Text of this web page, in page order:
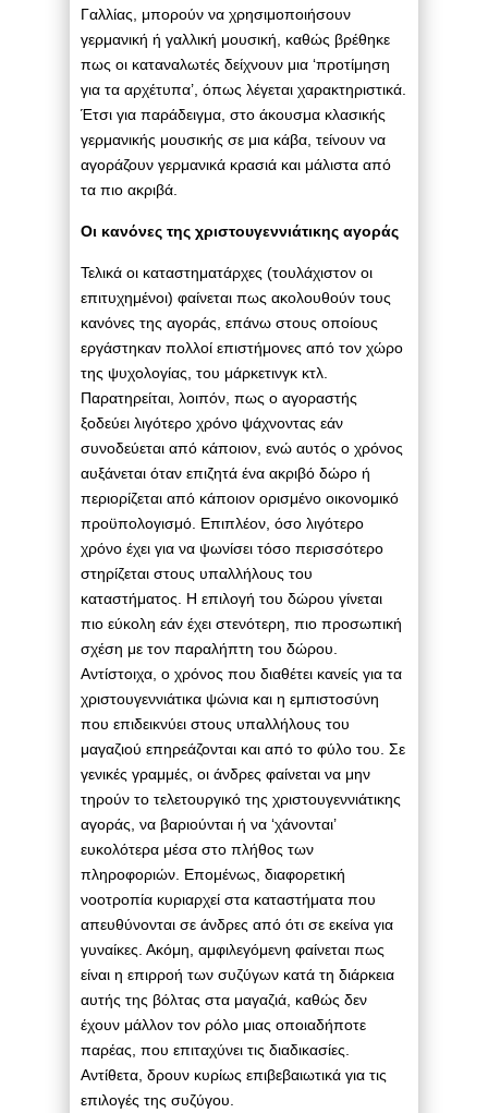
Γαλλίας, μπορούν να χρησιμοποιήσουν
γερμανική ή γαλλική μουσική, καθώς βρέθηκε
πως οι καταναλωτές δείχνουν μια ‘προτίμηση
για τα αρχέτυπα’, όπως λέγεται χαρακτηριστικά.
Έτσι για παράδειγμα, στο άκουσμα κλασικής
γερμανικής μουσικής σε μια κάβα, τείνουν να
αγοράζουν γερμανικά κρασιά και μάλιστα από
τα πιο ακριβά.
Οι κανόνες της χριστουγεννιάτικης αγοράς
Τελικά οι καταστηματάρχες (τουλάχιστον οι
επιτυχημένοι) φαίνεται πως ακολουθούν τους
κανόνες της αγοράς, επάνω στους οποίους
εργάστηκαν πολλοί επιστήμονες από τον χώρο
της ψυχολογίας, του μάρκετινγκ κτλ.
Παρατηρείται, λοιπόν, πως ο αγοραστής
ξοδεύει λιγότερο χρόνο ψάχνοντας εάν
συνοδεύεται από κάποιον, ενώ αυτός ο χρόνος
αυξάνεται όταν επιζητά ένα ακριβό δώρο ή
περιορίζεται από κάποιον ορισμένο οικονομικό
προϋπολογισμό. Επιπλέον, όσο λιγότερο
χρόνο έχει για να ψωνίσει τόσο περισσότερο
στηρίζεται στους υπαλλήλους του
καταστήματος. Η επιλογή του δώρου γίνεται
πιο εύκολη εάν έχει στενότερη, πιο προσωπική
σχέση με τον παραλήπτη του δώρου.
Αντίστοιχα, ο χρόνος που διαθέτει κανείς για τα
χριστουγεννιάτικα ψώνια και η εμπιστοσύνη
που επιδεικνύει στους υπαλλήλους του
μαγαζιού επηρεάζονται και από το φύλο του. Σε
γενικές γραμμές, οι άνδρες φαίνεται να μην
τηρούν το τελετουργικό της χριστουγεννιάτικης
αγοράς, να βαριούνται ή να ‘χάνονται’
ευκολότερα μέσα στο πλήθος των
πληροφοριών. Επομένως, διαφορετική
νοοτροπία κυριαρχεί στα καταστήματα που
απευθύνονται σε άνδρες από ότι σε εκείνα για
γυναίκες. Ακόμη, αμφιλεγόμενη φαίνεται πως
είναι η επιρροή των συζύγων κατά τη διάρκεια
αυτής της βόλτας στα μαγαζιά, καθώς δεν
έχουν μάλλον τον ρόλο μιας οποιαδήποτε
παρέας, που επιταχύνει τις διαδικασίες.
Αντίθετα, δρουν κυρίως επιβεβαιωτικά για τις
επιλογές της συζύγου.